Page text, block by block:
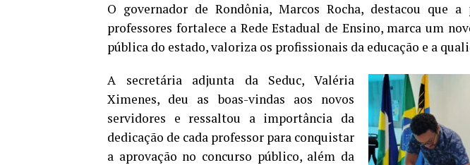
O governador de Rondônia, Marcos Rocha, destacou que
professores fortalece a Rede Estadual de Ensino, marca um
pública do estado, valoriza os profissionais da educação e a
A secretária adjunta da Seduc, Valéria
Ximenes, deu as boas-vindas aos novos
servidores e ressaltou a importância da
dedicação de cada professor para conquistar
a aprovação no concurso público, além da